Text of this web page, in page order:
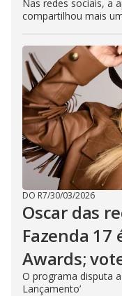
Nas redes sociais, a
compartilhou mais
DO R7/30/03/2026
Oscar das
Fazenda
Awards;
O programa disputa
Lançamento’